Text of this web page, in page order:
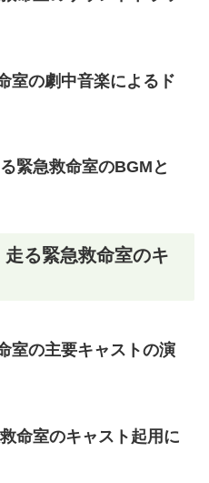
室の劇中音楽によるド
緊急救命室のBGMと
る緊急救命室のキ
室の主要キャストの演
命室のキャスト起用に